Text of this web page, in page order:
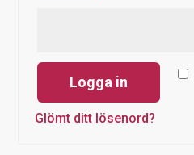
Logga in
Glömt ditt lösenord?